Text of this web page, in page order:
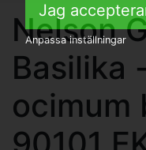
Nelson
Basilika
ocimum
Jag
Anpassa inställningar